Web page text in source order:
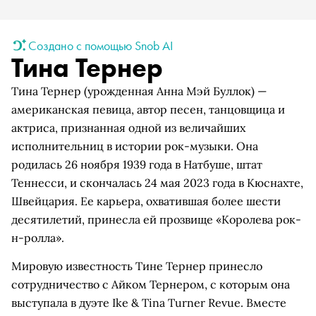
Создано с помощью Snob AI
Тина Тернер
Тина Тернер (урожденная Анна Мэй Буллок) —
американская певица, автор песен, танцовщица и
актриса, признанная одной из величайших
исполнительниц в истории рок-музыки. Она
родилась 26 ноября 1939 года в Натбуше, штат
Теннесси, и скончалась 24 мая 2023 года в Кюснахте,
Швейцария. Ее карьера, охватившая более шести
десятилетий, принесла ей прозвище «Королева рок-
н-ролла».
Мировую известность Тине Тернер принесло
сотрудничество с Айком Тернером, с которым она
выступала в дуэте Ike & Tina Turner Revue. Вместе